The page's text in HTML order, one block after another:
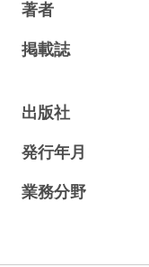
著者
掲載誌
出版社
発行年月
業務分野